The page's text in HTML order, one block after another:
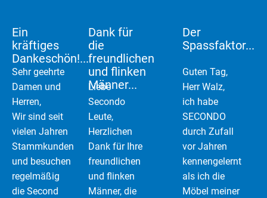
Ein
kräftiges
Dankeschön!...
Sehr geehrte
Damen und
Herren,
Wir sind seit
vielen Jahren
Stammkunden
und besuchen
regelmäßig
die Second
Dank für
die
freundlichen
und flinken
Männer...
Liebe
Secondo
Leute,
Herzlichen
Dank für Ihre
freundlichen
und flinken
Männer, die
Der
Spassfaktor...
Guten Tag,
Herr Walz,
ich habe
SECONDO
durch Zufall
vor Jahren
kennengelernt
als ich die
Möbel meiner